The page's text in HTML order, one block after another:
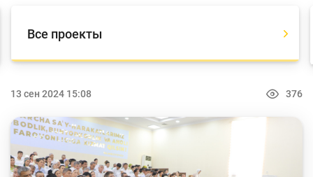
Тренинги и семинары
Новости finlit.uz
Проекты в СМИ
Учебные материалы
Интерактивные услуги
Все проекты
13 сен 2024 15:08 376